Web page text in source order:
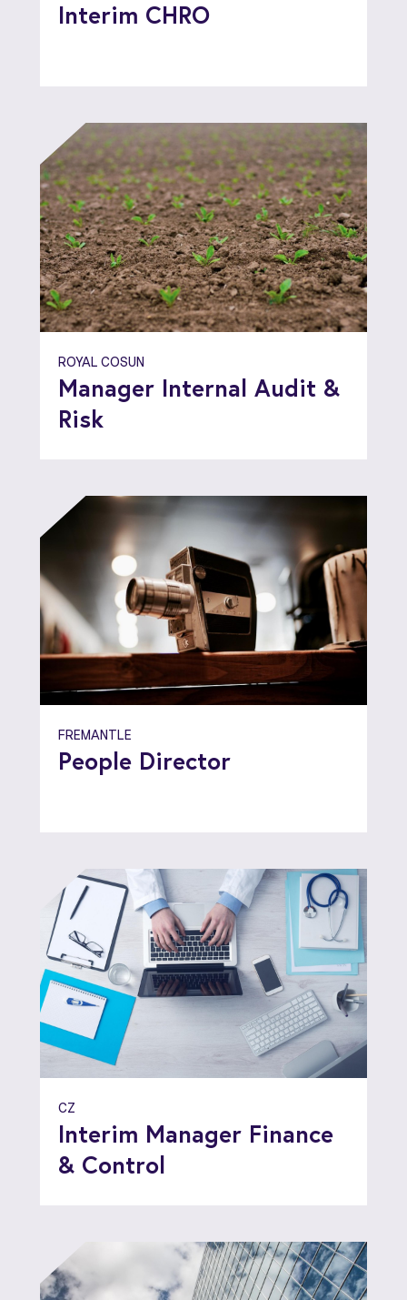
Interim CHRO
ROYAL COSUN
Manager Internal Audit &
Risk
FREMANTLE
People Director
CZ
Interim Manager Finance
& Control